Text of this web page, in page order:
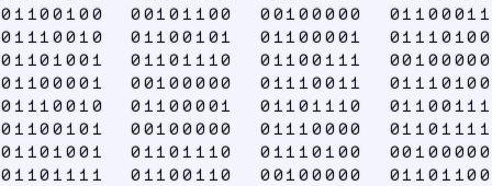
01100100 00101100 00100000 01100011
01110010 01100101 01100001 01110100
01101001 01101110 01100111 00100000
01100001 00100000 01110011 01110100
01110010 01100001 01101110 01100111
01100101 00100000 01110000 01101111
01101001 01101110 01110100 00100000
01101111 01100110 00100000 01101100